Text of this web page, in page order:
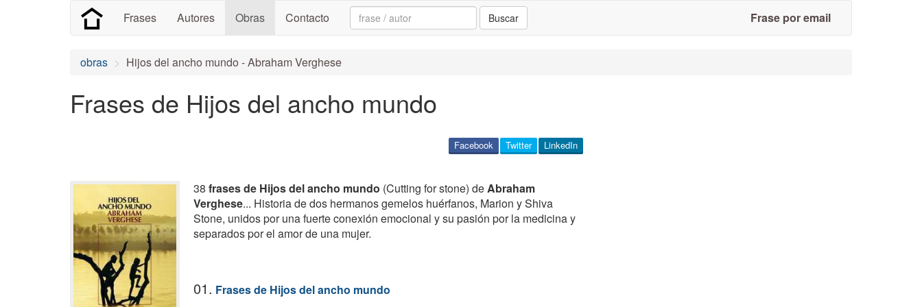
Frases Autores Obras Contacto Search: Buscar Frase por email
obras Hijos del ancho mundo - Abraham Verghese
Frases de Hijos del ancho mundo
LinkedIn
Twitter
Facebook
38 frases de Hijos del ancho mundo (Cutting for stone) deAbraham
Verghese... Historia de dos hermanos gemelos huérfanos, Marion y Shiva
Stone, unidos por una fuerte conexión emocional y su pasión por la medicina y
separados por el amor de una mujer.
01. Frases de Hijos del ancho mundo